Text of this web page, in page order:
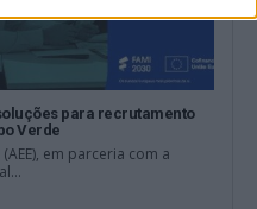
para recrutamento
Verde
em parceria com a